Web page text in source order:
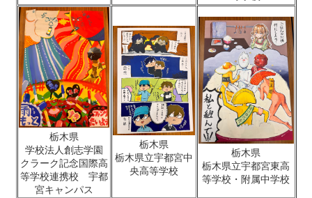
栃木県
学校法人創志学園
クラーク記念国際高
等学校連携校 宇都
宮キャンパス
栃木県
栃木県立宇都宮中
央高等学校
栃木県
栃木県立宇都宮東高
等学校・附属中学校